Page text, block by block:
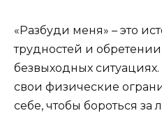
«Разбуди меня» – это
трудностей и
безвыходных
свои физические
себе, чтобы бороться